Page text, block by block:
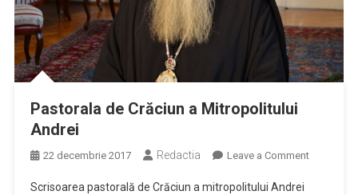
Pastorala de Crăciun a Mitropolitului
Andrei
22 decembrie 2017 Redactia Leave a Commenton
Scrisoarea pastorală de Crăciun a mitropolitului Andrei